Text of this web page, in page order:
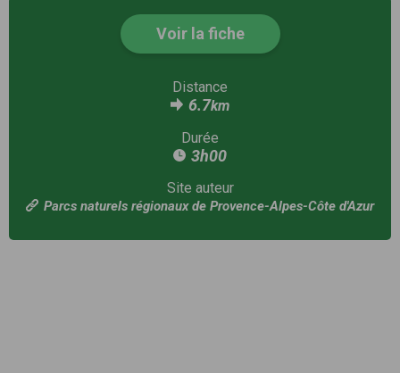
Voir la fiche
Distance
6.7km
Durée
3h00
Site auteur
Parcs naturels régionaux de Provence-Alpes-Côte d'Azur